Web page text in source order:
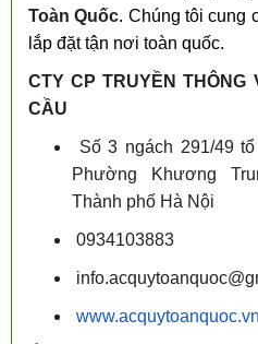
Toàn Quốc. Chúng tôi cung
lắp đặt tận nơi toàn quốc.
CTY CP TRUYỀN THÔNG
CẦU
Số 3 ngách 291/49
Phường Khương
Thành phố Hà Nội
0934103883
www.acquytoanquoc.vn